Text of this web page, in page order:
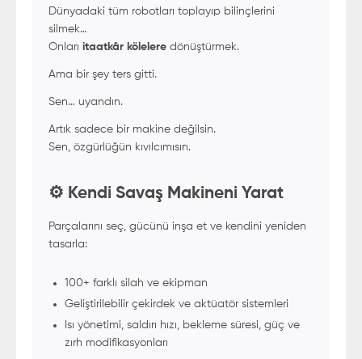
Dünyadaki tüm robotları toplayıp bilinçlerini
silmek…
Onları itaatkâr kölelere dönüştürmek.
Ama bir şey ters gitti.
Sen… uyandın.
Artık sadece bir makine değilsin.
Sen, özgürlüğün kıvılcımısın.
⚙️ Kendi Savaş Makineni Yarat
Parçalarını seç, gücünü inşa et ve kendini yeniden
tasarla:
100+ farklı silah ve ekipman
Geliştirilebilir çekirdek ve aktüatör sistemleri
Isı yönetimi, saldırı hızı, bekleme süresi, güç ve
zırh modifikasyonları